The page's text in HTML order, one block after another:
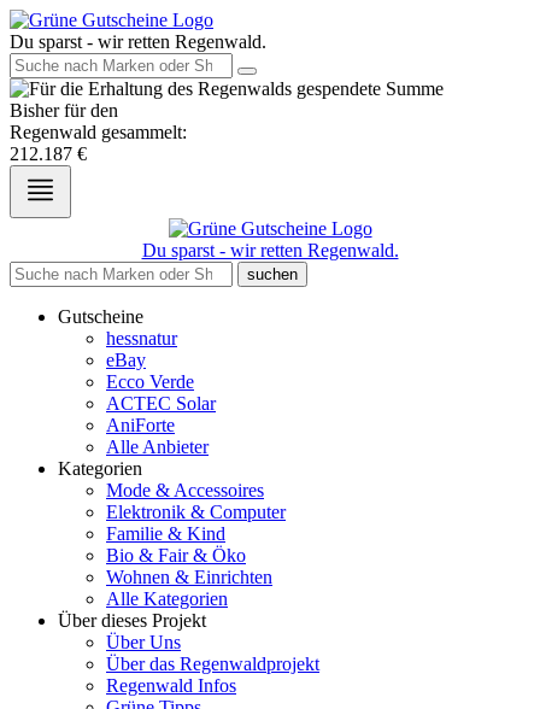
Du sparst - wir retten Regenwald.
Bisher für den
Regenwald gesammelt:
212.187 €
Du sparst - wir retten Regenwald.
suchen
Gutscheine
hessnatur
eBay
Ecco Verde
ACTEC Solar
AniForte
Alle Anbieter
Kategorien
Mode & Accessoires
Elektronik & Computer
Familie & Kind
Bio & Fair & Öko
Wohnen & Einrichten
Alle Kategorien
Über dieses Projekt
Über Uns
Über das Regenwaldprojekt
Regenwald Infos